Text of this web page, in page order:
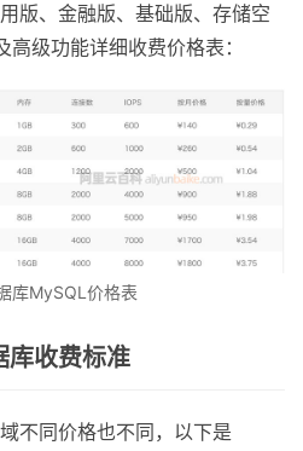
版、金融版、基础版、存储空
级功能详细收费价格表：
库MySQL价格表
库收费标准
不同价格也不同，以下是